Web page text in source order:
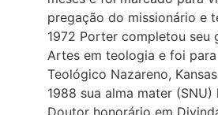
pregação do missionário e
1972 Porter completou seu
Artes em teologia e foi
Teológico Nazareno,
1988 sua alma mater